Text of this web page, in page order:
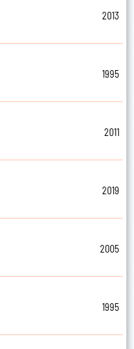
2013
1995
2011
2019
2005
1995